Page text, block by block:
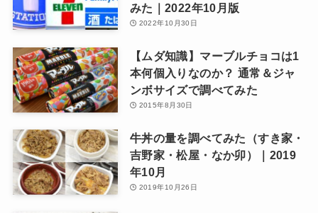
みた｜2022年10月版
2022年10月30日
【ムダ知識】マーブルチョコは1
本何個入りなのか？ 通常＆ジャ
ンボサイズで調べてみた
2015年8月30日
牛丼の量を調べてみた（すき家・
吉野家・松屋・なか卯）｜2019
年10月
2019年10月26日